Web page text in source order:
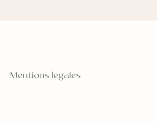
Mentions legales